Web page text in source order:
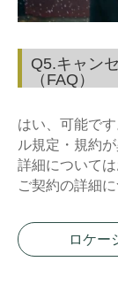
Q5.キャン
（FAQ）
はい、可能で
ル規定・規約が
詳細について
ご契約の詳細
ロケー